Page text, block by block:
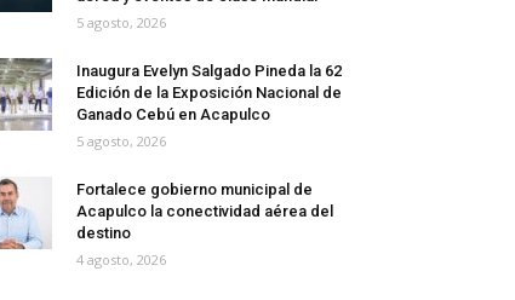
5 agosto, 2026
Inaugura Evelyn Salgado Pineda la 62
Edición de la Exposición Nacional de
Ganado Cebú en Acapulco
5 agosto, 2026
Fortalece gobierno municipal de
Acapulco la conectividad aérea del
destino
4 agosto, 2026